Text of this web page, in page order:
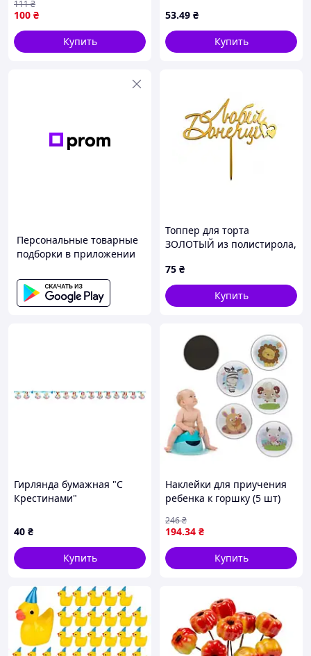
100 ₴
111₴
Купить
53.49 ₴
Купить
Персональные товарные
подборки в приложении
Топпер для торта
ЗОЛОТЫЙ из полистирола,
шпажке
75 ₴
Купить
Гирлянда бумажная "С
Крестинами"
40 ₴
Купить
Наклейки для приучения
ребенка к горшку (5 шт)
(250403)
194.34 ₴
246₴
Купить